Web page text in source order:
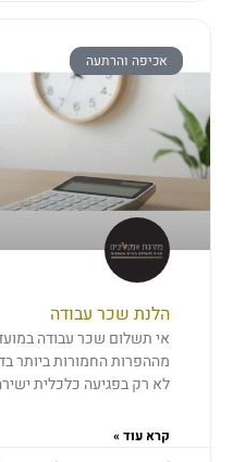
אכיפה והרתעה
הלנת שכר עבודה
אי תשלום שכר עבודה
מההפרות החמורות ביותר
לא רק בפגיעה כלכלית
קרא עוד »